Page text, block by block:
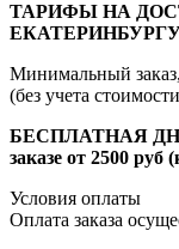
ТАРИФЫ НА
Минимальный
(без учета
БЕСПЛАТНАЯ
заказе от 2500
Условия оплаты
Оплата заказа